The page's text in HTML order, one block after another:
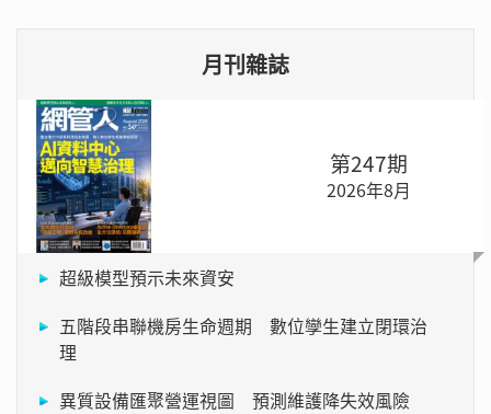
月刊雜誌
第247期
2026年8月
超級模型預示未來資安
五階段串聯機房生命週期 數位孿生建立閉環治
理
異質設備匯聚營運視圖 預測維護降失效風險